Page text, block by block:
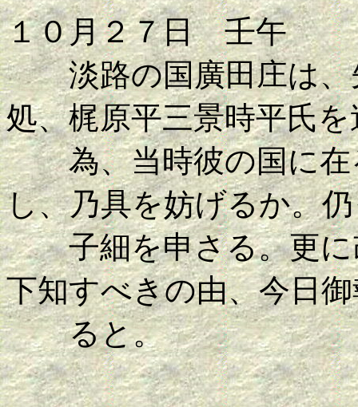
１０月２７日 壬午
淡路の国廣田庄は、
処、梶原平三景時平氏
為、当時彼の国に在
し、乃具を妨げるか。
子細を申さる。更に
下知すべきの由、今日
ると。